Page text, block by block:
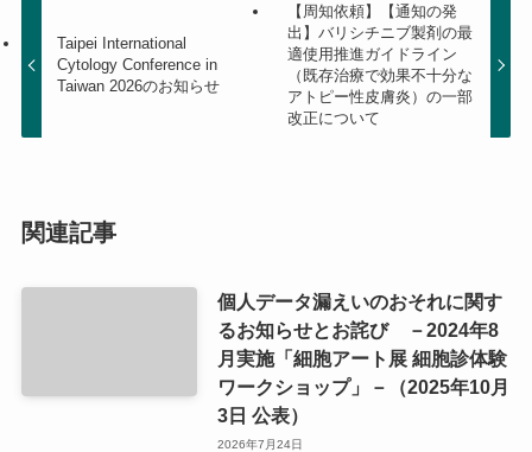
Taipei International
Cytology Conference in
Taiwan 2026のお知らせ
【周知依頼】【通知の発
出】バリシチニブ製剤の最
適使用推進ガイドライン
（既存治療で効果不十分な
アトピー性皮膚炎）の一部
改正について
関連記事
個人データ漏えいのおそれに関す
るお知らせとお詫び －2024年8
月実施「細胞アート展 細胞診体験
ワークショップ」－（2025年10月
3日 公表）
2026年7月24日